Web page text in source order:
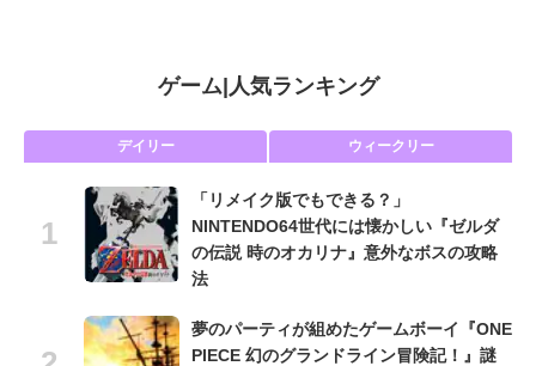
ゲーム| 人気ランキング
デイリー ウィークリー
「リメイク版でもできる？」
NINTENDO64世代には懐かしい『ゼルダ
の伝説 時のオカリナ』意外なボスの攻略
法
夢のパーティが組めたゲームボーイ『ONE
PIECE 幻のグランドライン冒険記！』謎